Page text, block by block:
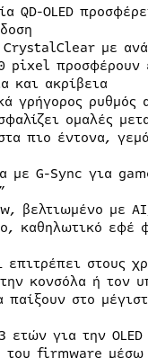
QD-OLED
CrystalClear με
pixel προσφέρουν
και ακρίβεια
γρήγορος ρυθμός
ομαλές
πιο έντονα,
με G-Sync για
βελτιωμένο με
καθηλωτικό εφέ
επιτρέπει στους
κονσόλα ή τον
παίξουν στο
ετών για την
του firmware μέσω